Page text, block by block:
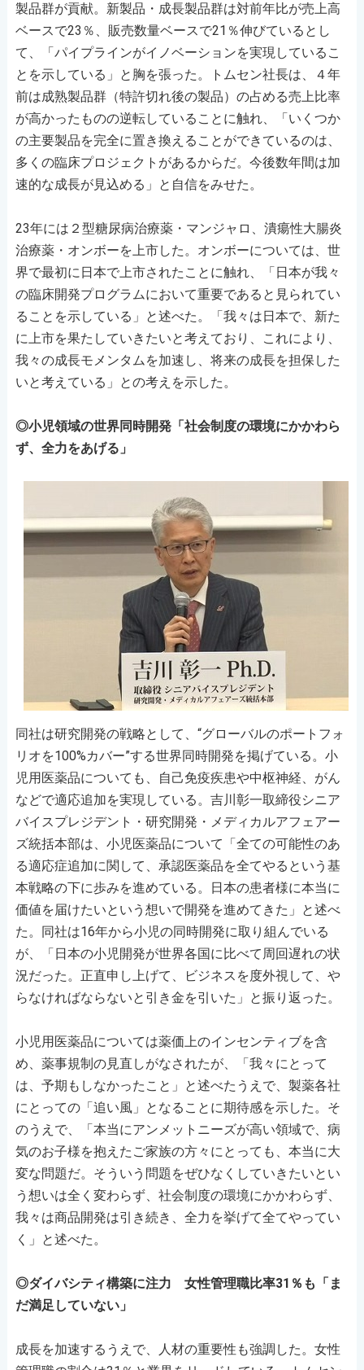
製品群が貢献。新製品・成長製品群は対前年比が売上高
ベースで23％、販売数量ベースで21％伸びているとし
て、「パイプラインがイノベーションを実現しているこ
とを示している」と胸を張った。トムセン社長は、４年
前は成熟製品群（特許切れ後の製品）の占める売上比率
が高かったものの逆転していることに触れ、「いくつか
の主要製品を完全に置き換えることができているのは、
多くの臨床プロジェクトがあるからだ。今後数年間は加
速的な成長が見込める」と自信をみせた。
23年には２型糖尿病治療薬・マンジャロ、潰瘍性大腸炎
治療薬・オンボーを上市した。オンボーについては、世
界で最初に日本で上市されたことに触れ、「日本が我々
の臨床開発プログラムにおいて重要であると見られてい
ることを示している」と述べた。「我々は日本で、新た
に上市を果たしていきたいと考えており、これにより、
我々の成長モメンタムを加速し、将来の成長を担保した
いと考えている」との考えを示した。
◎小児領域の世界同時開発「社会制度の環境にかかわら
ず、全力をあげる」
同社は研究開発の戦略として、“グローバルのポートフォ
リオを100%カバー”する世界同時開発を掲げている。小
児用医薬品についても、自己免疫疾患や中枢神経、がん
などで適応追加を実現している。吉川彰一取締役シニア
バイスプレジデント・研究開発・メディカルアフェアー
ズ統括本部は、小児医薬品について「全ての可能性のあ
る適応症追加に関して、承認医薬品を全てやるという基
本戦略の下に歩みを進めている。日本の患者様に本当に
価値を届けたいという想いで開発を進めてきた」と述べ
た。同社は16年から小児の同時開発に取り組んでいる
が、「日本の小児開発が世界各国に比べて周回遅れの状
況だった。正直申し上げて、ビジネスを度外視して、や
らなければならないと引き金を引いた」と振り返った。
小児用医薬品については薬価上のインセンティブを含
め、薬事規制の見直しがなされたが、「我々にとって
は、予期もしなかったこと」と述べたうえで、製薬各社
にとっての「追い風」となることに期待感を示した。そ
のうえで、「本当にアンメットニーズが高い領域で、病
気のお子様を抱えたご家族の方々にとっても、本当に大
変な問題だ。そういう問題をぜひなくしていきたいとい
う想いは全く変わらず、社会制度の環境にかかわらず、
我々は商品開発は引き続き、全力を挙げて全てやってい
く」と述べた。
◎ダイバシティ構築に注力 女性管理職比率31％も「ま
だ満足していない」
成長を加速するうえで、人材の重要性も強調した。女性